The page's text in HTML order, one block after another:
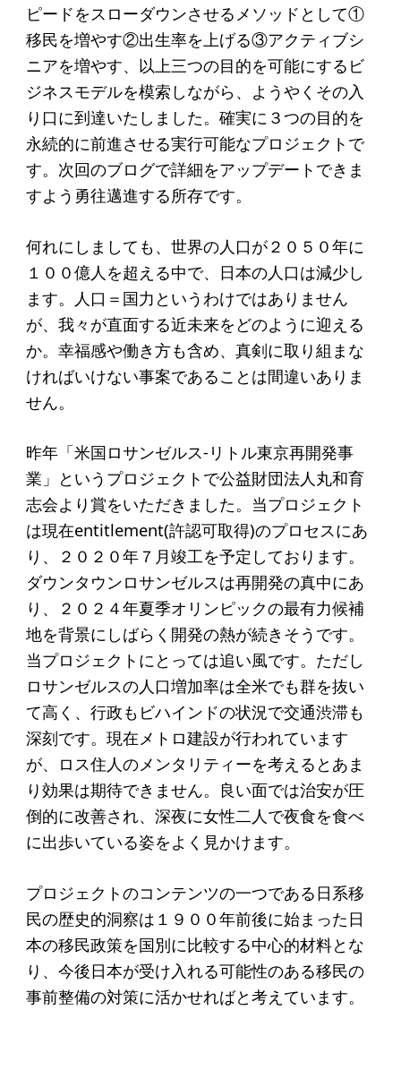
募集要項
給付型奨学金とは
ソーシャルビジネス支援
事業方針
募集要項
丸和育志会の考える
ソーシャルビジネス
受賞者一覧
ソーシャルビジネス研究会
研究会のねらい
研究会一覧
ELPASO会
ELPASO会とは
入会案内
会員限定ページ
寄付のお願い
お手続き
寄付支援者
ニュース・コラム
ニュース
コラム
ピードをスローダウンさせるメソッドとして①
移民を増やす②出生率を上げる③アクティブシ
ニアを増やす、以上三つの目的を可能にするビ
ジネスモデルを模索しながら、ようやくその入
り口に到達いたしました。確実に３つの目的を
永続的に前進させる実行可能なプロジェクトで
す。次回のブログで詳細をアップデートできま
すよう勇往邁進する所存です。
何れにしましても、世界の人口が２０５０年に
１００億人を超える中で、日本の人口は減少し
ます。人口＝国力というわけではありません
が、我々が直面する近未来をどのように迎える
か。幸福感や働き方も含め、真剣に取り組まな
ければいけない事案であることは間違いありま
せん。
昨年「米国ロサンゼルス-リトル東京再開発事
業」というプロジェクトで公益財団法人丸和育
志会より賞をいただきました。当プロジェクト
は現在entitlement(許認可取得)のプロセスにあ
り、２０２０年７月竣工を予定しております。
ダウンタウンロサンゼルスは再開発の真中にあ
り、２０２４年夏季オリンピックの最有力候補
地を背景にしばらく開発の熱が続きそうです。
当プロジェクトにとっては追い風です。ただし
ロサンゼルスの人口増加率は全米でも群を抜い
て高く、行政もビハインドの状況で交通渋滞も
深刻です。現在メトロ建設が行われています
が、ロス住人のメンタリティーを考えるとあま
り効果は期待できません。良い面では治安が圧
倒的に改善され、深夜に女性二人で夜食を食べ
に出歩いている姿をよく見かけます。
プロジェクトのコンテンツの一つである日系移
民の歴史的洞察は１９００年前後に始まった日
本の移民政策を国別に比較する中心的材料とな
り、今後日本が受け入れる可能性のある移民の
事前整備の対策に活かせればと考えています。